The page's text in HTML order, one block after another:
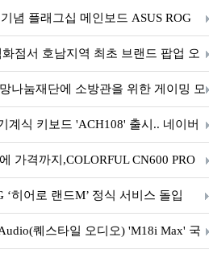
념 플래그십 메인보드 ASUS ROG
국내 출시 예정
점서 호남지역 최초 브랜드 팝업 오
나눔재단에 소방관을 위한 게이밍 모
계식 키보드 'ACH108' 출시.. 네이버
가격까지,COLORFUL CN600 PRO
‘히어로 랜드M’ 정식 서비스 돌입
퀘스타일 오디오) 'M18i Max' 국